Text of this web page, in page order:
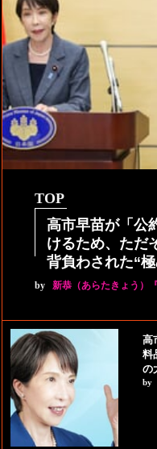
TOP
高市早苗が「公
けるため、ただ
背負わされた“
by 新恭（あらたきょう）
高
料
の
by